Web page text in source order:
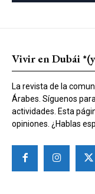
Vivir en Dubái
La revista de la
Árabes. Síguenos
actividades. Esta
opiniones. ¿Hablas